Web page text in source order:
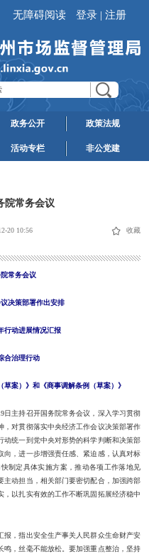
无障碍阅读 登录 | 注册
政务公开 政策法规
活动专栏 非公党建
院常务会议
20 10:56 收藏
常务会议
决策部署作出安排
行动进展情况汇报
合治理行动
案）》和《商事调解条例（草案）》
主持召开国务院常务会议，深入学习贯彻
，对贯彻落实中央经济工作会议决策部署作
动统一到党中央对形势的科学判断和决策部
向，进一步增强责任感、紧迫感，认真对标
制定具体实施方案，推动各项工作落地见
主动担当，相关部门要密切配合，加强跨部
，以扎实有效的工作不断巩固拓展经济稳中
，指出安全生产事关人民群众生命财产安
鸣，丝毫不能放松。要加强重点整治，坚持